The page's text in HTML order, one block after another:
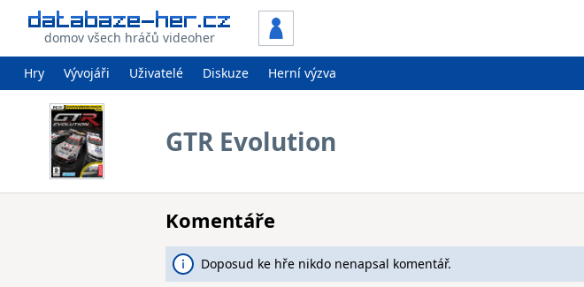
domov všech hráčů videoher
Hry Vývojáři Uživatelé Diskuze Herní výzva
GTR Evolution
Komentáře
Doposud ke hře nikdo nenapsal komentář.